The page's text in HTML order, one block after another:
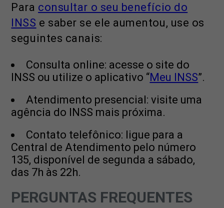
Para consultar o seu benefício do
INSS e saber se ele aumentou, use os
seguintes canais:
Consulta online: acesse o site do
INSS ou utilize o aplicativo “Meu INSS”.
Atendimento presencial: visite uma
agência do INSS mais próxima.
Contato telefônico: ligue para a
Central de Atendimento pelo número
135, disponível de segunda a sábado,
das 7h às 22h.
PERGUNTAS FREQUENTES